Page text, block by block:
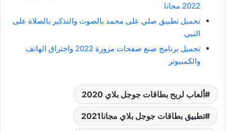
2022 مجانا
تحميل تطبيق صلي على محمد بالصوت والتذكير بالصلاة على
النبي
تحميل برنامج صنع صفحات مزورة 2022 واختراق الهاتف
والكمبيوتر
ألعاب لربح بطاقات جوجل بلاي 2020
تطبيق بطاقات جوجل بلاي مجانا2021